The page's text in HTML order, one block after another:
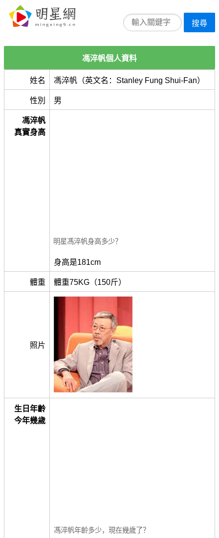
搜尋
馮淬帆個人資料
姓名 馮淬帆（英文名：Stanley Fung Shui-Fan）
性別 男
馮淬帆
真實身高
明星馮淬帆身高多少？
身高是181cm
體重 體重75KG（150斤）
照片
生日年齡
今年幾歲
馮淬帆年齡多少，現在幾歲了？